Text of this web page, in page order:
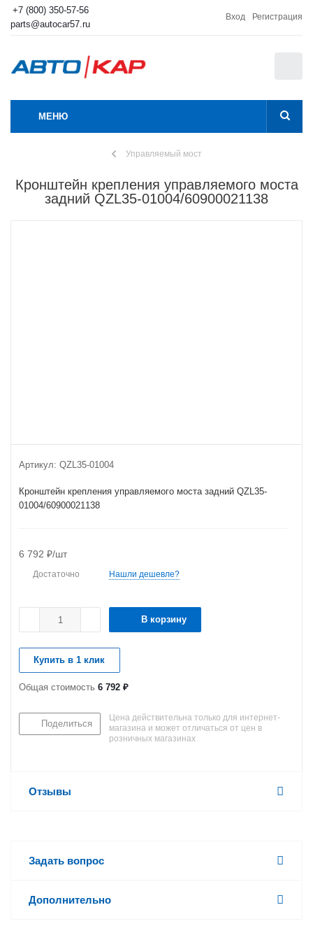
+7 (800) 350-57-56
parts@autocar57.ru
Вход Регистрация
МЕНЮ
Управляемый мост
Кронштейн крепления управляемого моста
задний QZL35-01004/60900021138
Артикул: QZL35-01004
Кронштейн крепления управляемого моста задний QZL35-
01004/60900021138
6 792 ₽/шт
Достаточно Нашли дешевле?
В корзину
Купить в 1 клик
Общая стоимость 6 792 ₽
Поделиться
Цена действительна только для интернет-
магазина и может отличаться от цен в
розничных магазинах
Отзывы
Задать вопрос
Дополнительно